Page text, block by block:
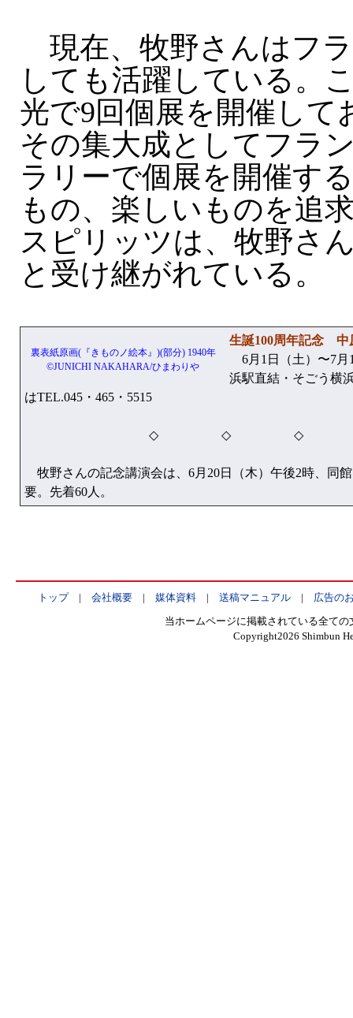
現在、牧野さんはフ
しても活躍している。
光で9回個展を開催して
その集大成としてフラ
ラリーで個展を開催す
もの、楽しいものを追
スピリッツは、牧野さ
と受け継がれている。
裏表紙原画(『きものノ絵本』)(部分) 1940年
©JUNICHI NAKAHARA/ひまわりや
生誕100周年記念 中
6月1日（土）〜7月
浜駅直結・そごう横
はTEL.045・465・5515
◇ ◇ ◇
牧野さんの記念講演会は、6月20日（木）午後2時、同
要。先着60人。
トップ| 会社概要| 媒体資料| 送稿マニュアル| 広告の
当ホームページに掲載されている全て
Copyright2026 Shimbun